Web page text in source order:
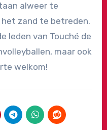
alweer te
zand te betreden.
leden van Touché de
maar ook
welkom!